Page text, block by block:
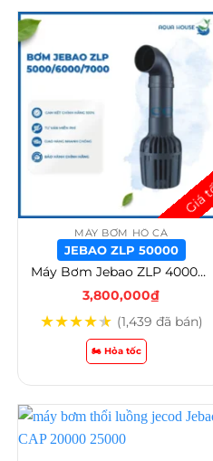
MÁY BƠM HỒ CÁ
JEBAO ZLP 50000
Máy Bơm Jebao ZLP 40000 / 50000 / 60000/ 70000 – Jebao ZLP 50000
3,800,000₫
★★★★★ (1,439 đã bán)
🏍️ Hỏa tốc